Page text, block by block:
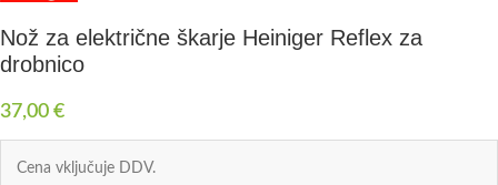
Nož za električne škarje Heiniger Reflex za
drobnico
37,00 €
Cena vključuje DDV.